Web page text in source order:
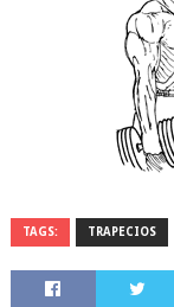
TAGS: TRAPECIOS